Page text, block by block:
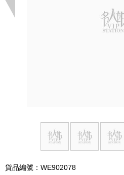
貨品編號：WE902078